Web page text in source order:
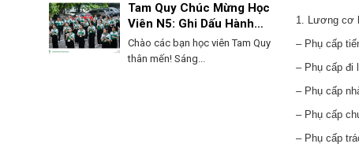
Tam Quy Chúc Mừng Học
Viên N5: Ghi Dấu Hành
Trình, Mở Lối Tương Lai!
Chào các bạn học viên Tam Quy
thân mến! Sáng...
1. Lương cơ
– Phụ cấp
– Phụ cấp đi
– Phụ cấp
– Phụ cấp
– Phụ cấp